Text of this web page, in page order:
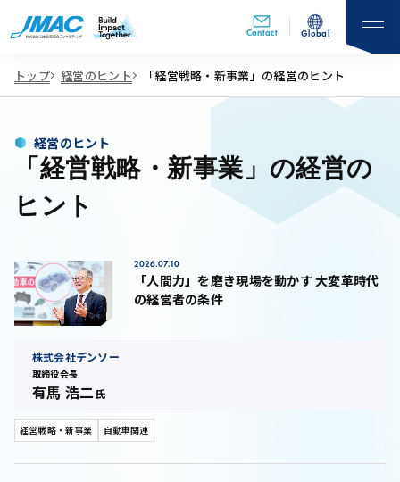
Contact Global
トップ 経営のヒント 「経営戦略・新事業」の経営のヒント
経営のヒント
「経営戦略・新事業」の経営の
ヒント
「人間力」を磨き現場を動かす 大変革時代
の経営者の条件
2026.07.10
株式会社デンソー
取締役会長
有馬 浩二氏
経営戦略・新事業 自動車関連